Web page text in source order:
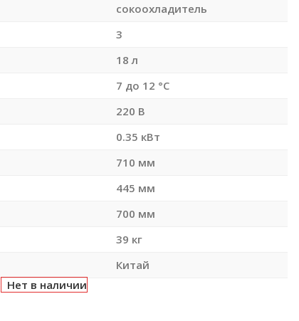
сокоохладитель
3
18 л
7 до 12 °C
220 В
0.35 кВт
710 мм
445 мм
700 мм
39 кг
Китай
Нет в наличии